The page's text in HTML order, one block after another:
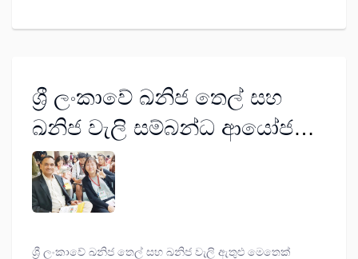
ශ්‍රී ලංකාවේ ඛනිජ තෙල් සහ
ඛනිජ වැලි සම්බන්ධ ආයෝජන
අංශ රැසකට නව ආයෝජකයින්
කැඳවයි
ශ්‍රී ලංකාවේ ඛනිජ තෙල් සහ ඛනිජ වැලි ඇතුළු මෙතෙක්